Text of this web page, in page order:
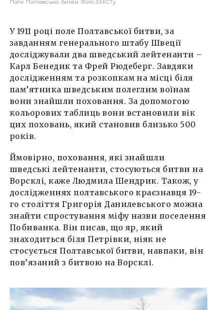
Поле Полтавської битви. Фото ЗМІСТу
У 1911 році поле Полтавської битви, за
завданням генерального штабу Швеції
досліджували два шведський лейтенанти –
Карл Бенедик та Фрей Рюдеберг. Завдяки
дослідженням та розкопкам на місці біля
пам’ятника шведським полеглим воїнам
вони знайшли поховання. За допомогою
кольорових таблиць вони встановили вік
цих поховань, який становив близько 500
років.
Ймовірно, поховання, які знайшли
шведські лейтенанти, стосуються битви на
Ворсклі, каже Людмила Шендрик. Також, у
дослідженнях полтавського краєзнавця 19-
го століття Григорія Данилевського можна
знайти спростування міфу назви поселення
Побиванка. Він писав, що яр, який
знаходиться біля Петрівки, ніяк не
стосується Полтавської битви, навпаки, він
пов’язаний з битвою на Ворсклі.